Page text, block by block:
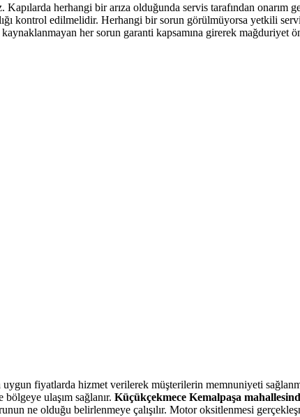
herhangi bir arıza olduğunda servis tarafından onarım
kontrol edilmelidir. Herhangi bir sorun görülmüyorsa yetkili
her sorun garanti kapsamına girerek mağduriyet
fiyatlarda hizmet verilerek müşterilerin memnuniyeti
ulaşım sağlanır. Küçükçekmece Kemalpaşa
ne olduğu belirlenmeye çalışılır. Motor oksitlenmesi